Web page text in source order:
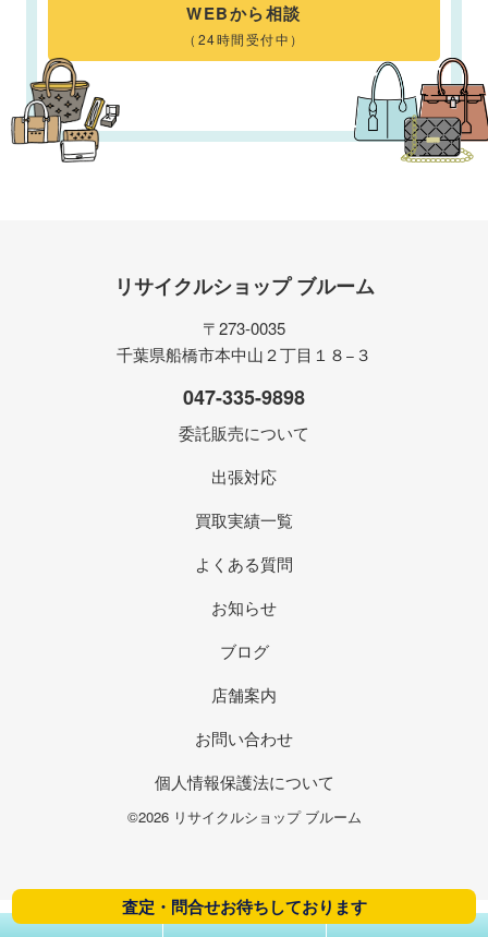
WEBから相談
（24時間受付中）
リサイクルショップ ブルーム
〒273-0035
千葉県船橋市本中山２丁目１８−３
047-335-9898
委託販売について
出張対応
買取実績一覧
よくある質問
お知らせ
ブログ
店舗案内
お問い合わせ
個人情報保護法について
©2026 リサイクルショップ ブルーム
査定・問合せお待ちしております